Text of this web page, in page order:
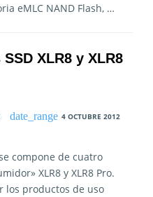
eMLC NAND Flash, …
XLR8 y XLR8
4 OCTUBRE 2012
compone de cuatro
XLR8 y XLR8 Pro.
los productos de uso